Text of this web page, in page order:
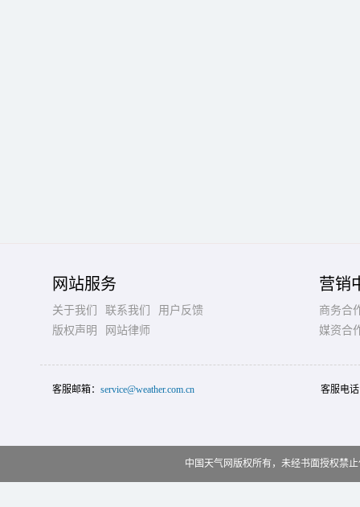
网站服务
关于我们 联系我们
用户反馈
版权声明
网站律师
营销
商务合
媒资合
客服邮箱： service@weather.com.cn 客服电
中国天气网版权所有，未经书面授权